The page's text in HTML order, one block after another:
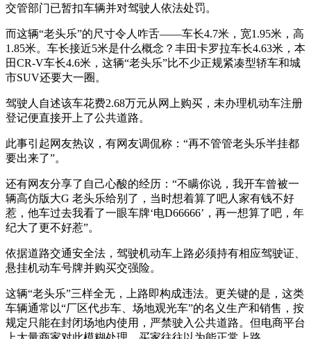
交管部门已暂扣车辆并对驾驶人依法处罚。
而这辆“老头乐”的尺寸令人咋舌——车长4.7米，宽1.95米，高
1.85米。车长接近5米是什么概念？丰田卡罗拉车长4.63米，本
田CR-V车长4.6米，这辆“老头乐”比不少正规紧凑型轿车和城
市SUV还要大一圈。
驾驶人自述该车花费2.68万元从网上购买，未办理机动车注册
登记便直接开上了公共道路。
此事引起网友热议，有网友调侃称：“再不管管老头乐半挂都
要出来了”。
还有网友分享了自己心酸的经历：“不瞒你说，我开车曾被一
辆高仿版大G 老头乐给别了，当时想着算了吧人家有钱不好
惹，他车过去我看了一眼车牌‘电D66666’，再一想算了吧，年
纪大了更不好惹”。
依据道路交通安全法，驾驶机动车上路必须持有相应驾驶证、
悬挂机动车号牌并购买交强险。
这辆“老头乐”三样全无，上路即构成违法。更关键的是，这类
车辆通常以“厂区代步车、场地观光车”的名义生产和销售，按
规定只能在封闭场地内使用，严禁驶入公共道路。但电商平台